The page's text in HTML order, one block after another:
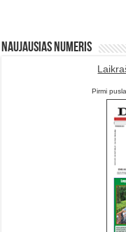
Naujausias numeris
Pirmi